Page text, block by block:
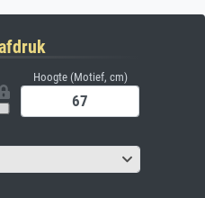
Hoogte (Motief, cm)